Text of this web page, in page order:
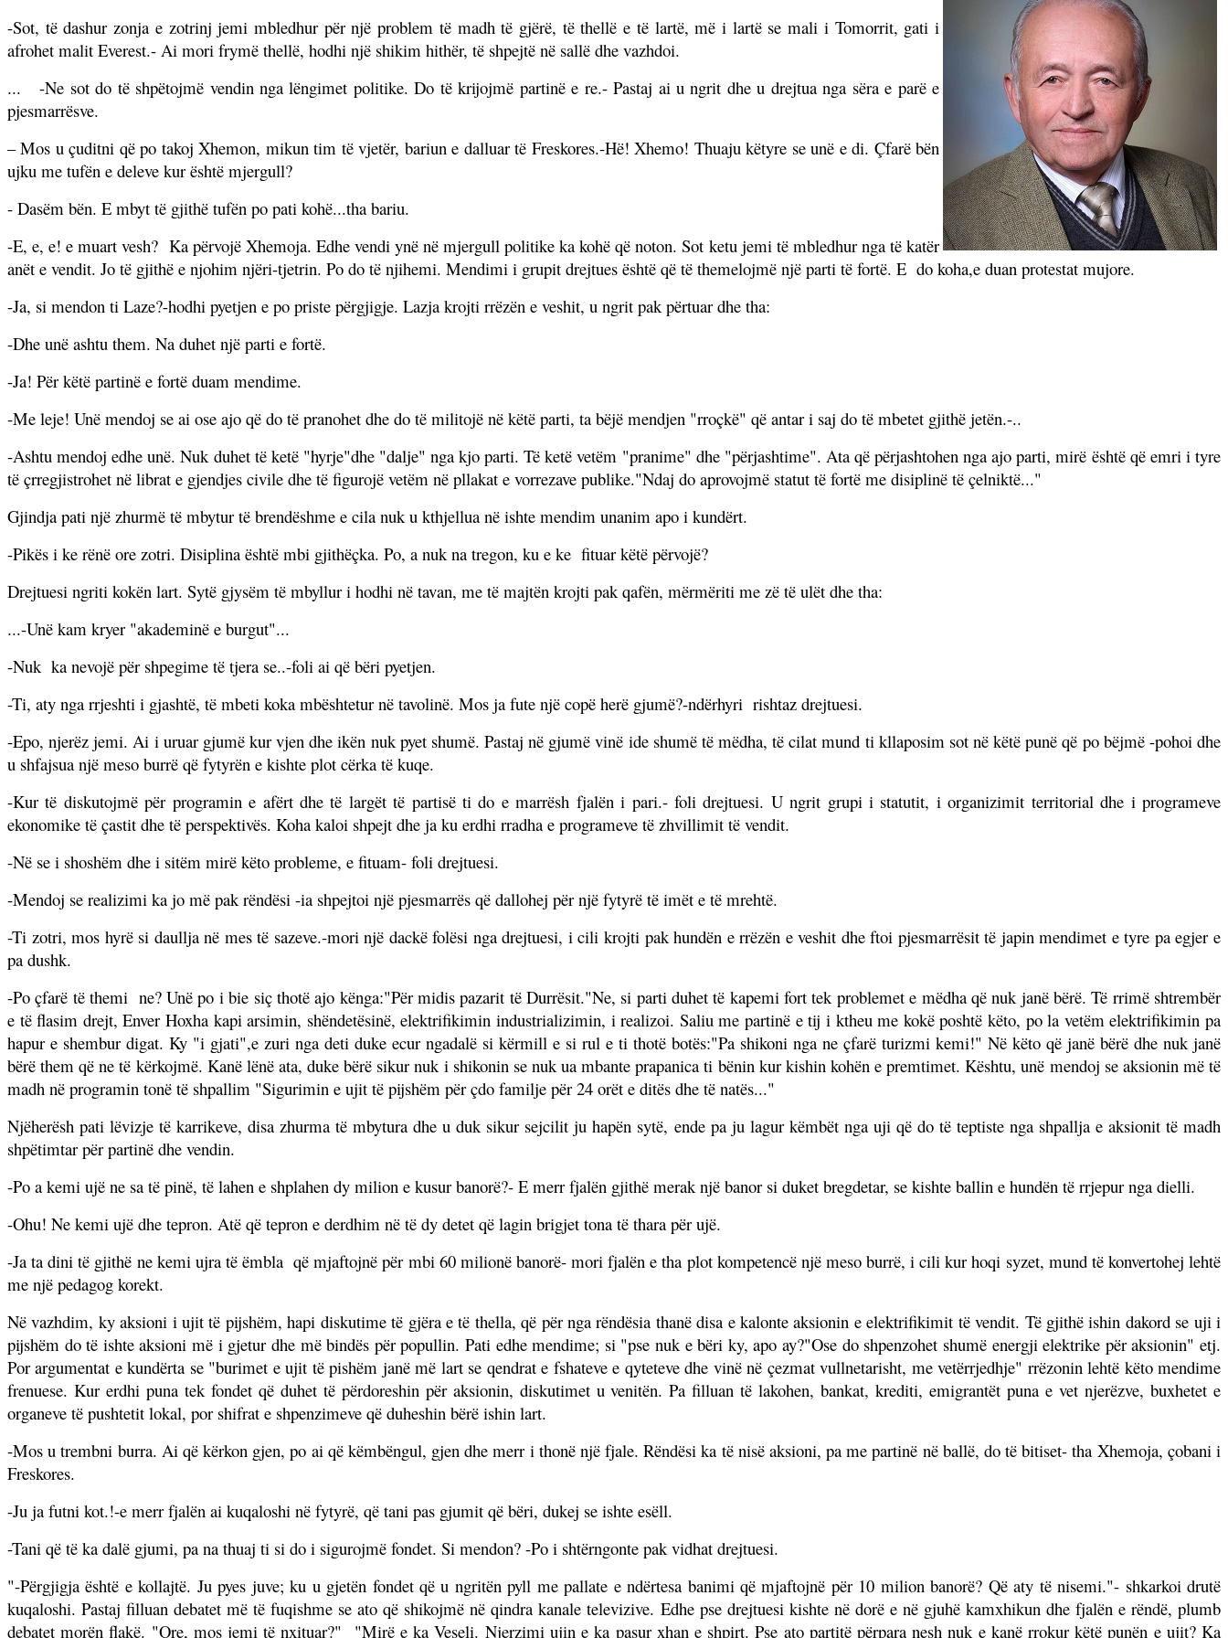
-Sot, të dashur zonja e zotrinj jemi mbledhur për një problem të madh të gjërë, të thellë e të lartë, më i lartë se mali i Tomorrit, gati i
afrohet malit Everest.- Ai mori frymë thellë, hodhi një shikim hithër, të shpejtë në sallë dhe vazhdoi.
...
-Ne sot do të shpëtojmë vendin nga lëngimet politike. Do të krijojmë partinë e re.- Pastaj ai u ngrit dhe u drejtua nga sëra e parë e
pjesmarrësve.
– Mos u çuditni që po takoj Xhemon, mikun tim të vjetër, bariun e dalluar të Freskores.-Hë! Xhemo! Thuaju këtyre se unë e di. Çfarë bën
ujku me tufën e deleve kur është mjergull?
- Dasëm bën. E mbyt të gjithë tufën po pati kohë...tha bariu.
-E, e, e! e muart vesh? Ka përvojë Xhemoja. Edhe vendi ynë në mjergull politike ka kohë që noton. Sot ketu jemi të mbledhur nga të katër
anët e vendit. Jo të gjithë e njohim njëri-tjetrin. Po do të njihemi. Mendimi i grupit drejtues është që të themelojmë një parti të fortë. E do koha,e duan protestat mujore.
-Ja, si mendon ti Laze?-hodhi pyetjen e po priste përgjigje. Lazja krojti rrëzën e veshit, u ngrit pak përtuar dhe tha:
-Dhe unë ashtu them. Na duhet një parti e fortë.
-Ja! Për këtë partinë e fortë duam mendime.
-Me leje! Unë mendoj se ai ose ajo që do të pranohet dhe do të militojë në këtë parti, ta bëjë mendjen "rroçkë" që antar i saj do të mbetet gjithë jetën.-..
-Ashtu mendoj edhe unë. Nuk duhet të ketë "hyrje"dhe "dalje" nga kjo parti. Të ketë vetëm "pranime" dhe "përjashtime". Ata që përjashtohen nga ajo parti, mirë është që emri i tyre
të çrregjistrohet në librat e gjendjes civile dhe të figurojë vetëm në pllakat e vorrezave publike."Ndaj do aprovojmë statut të fortë me disiplinë të çelniktë..."
Gjindja pati një zhurmë të mbytur të brendëshme e cila nuk u kthjellua në ishte mendim unanim apo i kundërt.
-Pikës i ke rënë ore zotri. Disiplina është mbi gjithëçka. Po, a nuk na tregon, ku e ke fituar këtë përvojë?
Drejtuesi ngriti kokën lart. Sytë gjysëm të mbyllur i hodhi në tavan, me të majtën krojti pak qafën, mërmëriti me zë të ulët dhe tha:
...-Unë kam kryer "akademinë e burgut"...
-Nuk ka nevojë për shpegime të tjera se..-foli ai që bëri pyetjen.
-Ti, aty nga rrjeshti i gjashtë, të mbeti koka mbështetur në tavolinë. Mos ja fute një copë herë gjumë?-ndërhyri rishtaz drejtuesi.
-Epo, njerëz jemi. Ai i uruar gjumë kur vjen dhe ikën nuk pyet shumë. Pastaj në gjumë vinë ide shumë të mëdha, të cilat mund ti kllaposim sot në këtë punë që po bëjmë -pohoi dhe
u shfajsua një meso burrë që fytyrën e kishte plot cërka të kuqe.
-Kur të diskutojmë për programin e afërt dhe të largët të partisë ti do e marrësh fjalën i pari.- foli drejtuesi. U ngrit grupi i statutit, i organizimit territorial dhe i programeve
ekonomike të çastit dhe të perspektivës. Koha kaloi shpejt dhe ja ku erdhi rradha e programeve të zhvillimit të vendit.
-Në se i shoshëm dhe i sitëm mirë këto probleme, e fituam- foli drejtuesi.
-Mendoj se realizimi ka jo më pak rëndësi -ia shpejtoi një pjesmarrës që dallohej për një fytyrë të imët e të mrehtë.
-Ti zotri, mos hyrë si daullja në mes të sazeve.-mori një dackë folësi nga drejtuesi, i cili krojti pak hundën e rrëzën e veshit dhe ftoi pjesmarrësit të japin mendimet e tyre pa egjer e
pa dushk.
-Po çfarë të themi ne? Unë po i bie siç thotë ajo kënga:"Për midis pazarit të Durrësit."Ne, si parti duhet të kapemi fort tek problemet e mëdha që nuk janë bërë. Të rrimë shtrembër
e të flasim drejt, Enver Hoxha kapi arsimin, shëndetësinë, elektrifikimin industrializimin, i realizoi. Saliu me partinë e tij i ktheu me kokë poshtë këto, po la vetëm elektrifikimin pa
hapur e shembur digat. Ky "i gjati",e zuri nga deti duke ecur ngadalë si kërmill e si rul e ti thotë botës:"Pa shikoni nga ne çfarë turizmi kemi!" Në këto që janë bërë dhe nuk janë
bërë them që ne të kërkojmë. Kanë lënë ata, duke bërë sikur nuk i shikonin se nuk ua mbante prapanica ti bënin kur kishin kohën e premtimet. Kështu, unë mendoj se aksionin më të
madh në programin tonë të shpallim "Sigurimin e ujit të pijshëm për çdo familje për 24 orët e ditës dhe të natës..."
Njëherësh pati lëvizje të karrikeve, disa zhurma të mbytura dhe u duk sikur sejcilit ju hapën sytë, ende pa ju lagur këmbët nga uji që do të teptiste nga shpallja e aksionit të madh
shpëtimtar për partinë dhe vendin.
-Po a kemi ujë ne sa të pinë, të lahen e shplahen dy milion e kusur banorë?- E merr fjalën gjithë merak një banor si duket bregdetar, se kishte ballin e hundën të rrjepur nga dielli.
-Ohu! Ne kemi ujë dhe tepron. Atë që tepron e derdhim në të dy detet që lagin brigjet tona të thara për ujë.
-Ja ta dini të gjithë ne kemi ujra të ëmbla që mjaftojnë për mbi 60 milionë banorë- mori fjalën e tha plot kompetencë një meso burrë, i cili kur hoqi syzet, mund të konvertohej lehtë
me një pedagog korekt.
Në vazhdim, ky aksioni i ujit të pijshëm, hapi diskutime të gjëra e të thella, që për nga rëndësia thanë disa e kalonte aksionin e elektrifikimit të vendit. Të gjithë ishin dakord se uji i
pijshëm do të ishte aksioni më i gjetur dhe më bindës për popullin. Pati edhe mendime; si "pse nuk e bëri ky, apo ay?"Ose do shpenzohet shumë energji elektrike për aksionin" etj.
Por argumentat e kundërta se "burimet e ujit të pishëm janë më lart se qendrat e fshateve e qyteteve dhe vinë në çezmat vullnetarisht, me vetërrjedhje" rrëzonin lehtë këto mendime
frenuese. Kur erdhi puna tek fondet që duhet të përdoreshin për aksionin, diskutimet u venitën. Pa filluan të lakohen, bankat, krediti, emigrantët puna e vet njerëzve, buxhetet e
organeve të pushtetit lokal, por shifrat e shpenzimeve që duheshin bërë ishin lart.
-Mos u trembni burra. Ai që kërkon gjen, po ai që këmbëngul, gjen dhe merr i thonë një fjale. Rëndësi ka të nisë aksioni, pa me partinë në ballë, do të bitiset- tha Xhemoja, çobani i
Freskores.
-Ju ja futni kot.!-e merr fjalën ai kuqaloshi në fytyrë, që tani pas gjumit që bëri, dukej se ishte esëll.
-Tani që të ka dalë gjumi, pa na thuaj ti si do i sigurojmë fondet. Si mendon? -Po i shtërngonte pak vidhat drejtuesi.
"-Përgjigja është e kollajtë. Ju pyes juve; ku u gjetën fondet që u ngritën pyll me pallate e ndërtesa banimi që mjaftojnë për 10 milion banorë? Që aty të nisemi."- shkarkoi drutë
kuqaloshi. Pastaj filluan debatet më të fuqishme se ato që shikojmë në qindra kanale televizive. Edhe pse drejtuesi kishte në dorë e në gjuhë kamxhikun dhe fjalën e rëndë, plumb
debatet morën flakë. "Ore, mos jemi të nxituar?"
"Mirë e ka Veseli. Njerzimi ujin e ka pasur xhan e shpirt. Pse ato partitë përpara nesh nuk e kanë rrokur këtë punën e ujit? Ka